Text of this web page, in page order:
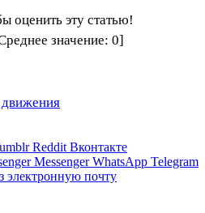
оценить эту статью!
значение: 0]
Reddit Вконтакте
Messenger WhatsApp Telegram
электронную почту